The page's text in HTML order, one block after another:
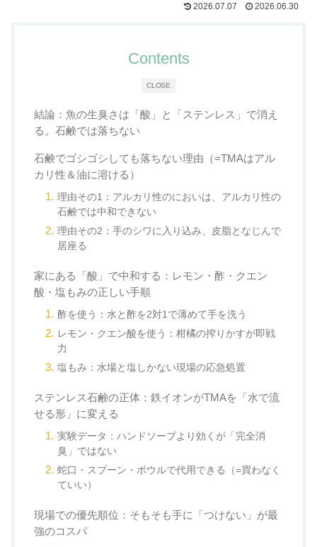
2026.07.07
2026.06.30
CLOSE
Contents
結論：魚の生臭さは「酸」と「ステンレス」で消え
る。石鹸では落ちない
石鹸でゴシゴシしても落ちない理由（=TMAはアル
カリ性＆油に溶ける）
理由その1：アルカリ性のにおいは、アルカリ性の
石鹸では中和できない
理由その2：手のシワに入り込み、皮脂となじんで
居座る
家にある「酸」で中和する：レモン・酢・クエン
酸・塩もみの正しい手順
酢を使う：水と酢を2対1で薄めて手を洗う
レモン・クエン酸を使う：柑橘の搾りかすが即戦
力
塩もみ：水場と塩しかない現場の応急処置
ステンレス石鹸の正体：鉄イオンがTMAを「水で流
せる形」に変える
実験データ：ハンドソープより効くが「完全消
臭」ではない
蛇口・スプーン・ボウルで代用できる（=買わなく
ていい）
現場での優先順位：そもそも手に「つけない」が最
強のコスパ